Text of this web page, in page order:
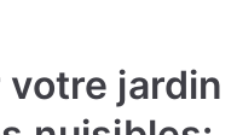
jardin